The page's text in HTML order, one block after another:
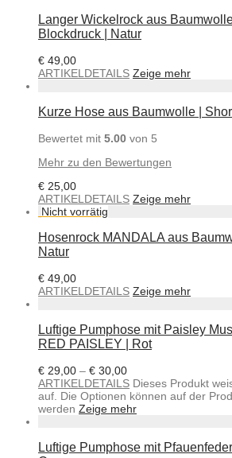
Langer Wickelrock aus
Blockdruck | Natur
€ 49,00
ARTIKELDETAILS Zeige mehr
Kurze Hose aus Baumwolle |
Bewertet mit 5.00 von 5
Mehr zu den Bewertungen
€ 25,00
ARTIKELDETAILS Zeige mehr
Hosenrock MANDALA aus
Natur
€ 49,00
ARTIKELDETAILS Zeige mehr
Luftige Pumphose mit Paisley
RED PAISLEY | Rot
€ 29,00 – € 30,00
ARTIKELDETAILS Dieses Produkt
auf. Die Optionen können auf der
werden Zeige mehr
Luftige Pumphose mit